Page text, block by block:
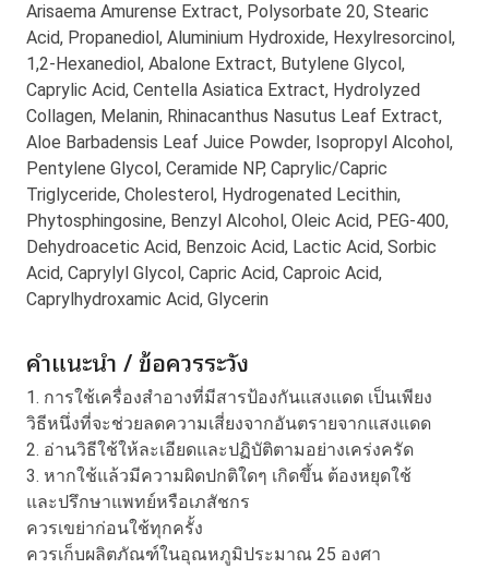
Arisaema Amurense Extract, Polysorbate 20, Stearic
Acid, Propanediol, Aluminium Hydroxide, Hexylresorcinol,
1,2-Hexanediol, Abalone Extract, Butylene Glycol,
Caprylic Acid, Centella Asiatica Extract, Hydrolyzed
Collagen, Melanin, Rhinacanthus Nasutus Leaf Extract,
Aloe Barbadensis Leaf Juice Powder, Isopropyl Alcohol,
Pentylene Glycol, Ceramide NP, Caprylic/Capric
Triglyceride, Cholesterol, Hydrogenated Lecithin,
Phytosphingosine, Benzyl Alcohol, Oleic Acid, PEG-400,
Dehydroacetic Acid, Benzoic Acid, Lactic Acid, Sorbic
Acid, Caprylyl Glycol, Capric Acid, Caproic Acid,
Caprylhydroxamic Acid, Glycerin
คำแนะนำ / ข้อควรระวัง
1. การใช้เครื่องสำอางที่มีสารป้องกันแสงแดด เป็นเพียง
วิธีหนึ่งที่จะช่วยลดความเสี่ยงจากอันตรายจากแสงแดด
2. อ่านวิธีใช้ให้ละเอียดและปฏิบัติตามอย่างเคร่งครัด
3. หากใช้แล้วมีความผิดปกติใดๆ เกิดขึ้น ต้องหยุดใช้
และปรึกษาแพทย์หรือเภสัชกร
ควรเขย่าก่อนใช้ทุกครั้ง
ควรเก็บผลิตภัณฑ์ในอุณหภูมิประมาณ 25 องศา